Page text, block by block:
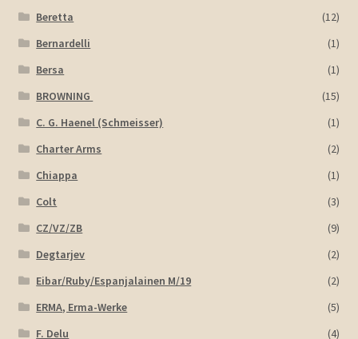
Beretta
(12)
Bernardelli
(1)
Bersa
(1)
BROWNING
(15)
C. G. Haenel (Schmeisser)
(1)
Charter Arms
(2)
Chiappa
(1)
Colt
(3)
CZ/VZ/ZB
(9)
Degtarjev
(2)
Eibar/Ruby/Espanjalainen M/19
(2)
ERMA, Erma-Werke
(5)
F. Delu
(4)